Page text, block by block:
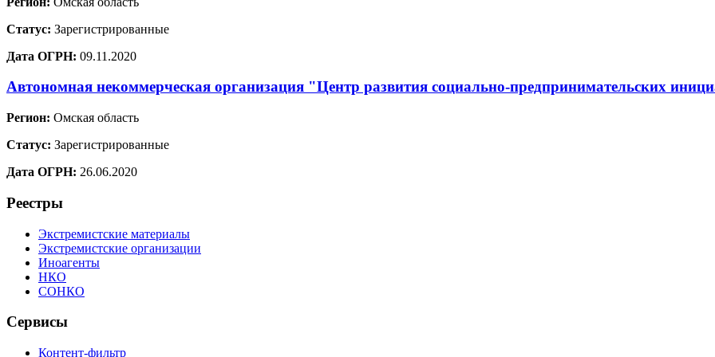
Статус: Зарегистрированные
Дата ОГРН: 09.11.2020
Автономная некоммерческая организация "Центр развития социально-предпринимательских
Регион: Омская область
Статус: Зарегистрированные
Дата ОГРН: 26.06.2020
Реестры
Экстремистские материалы
Экстремистские организации
Иноагенты
НКО
СОНКО
Сервисы
Контент-фильтр